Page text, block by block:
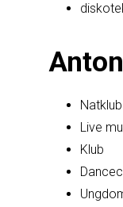
Natklub
Live
Klub